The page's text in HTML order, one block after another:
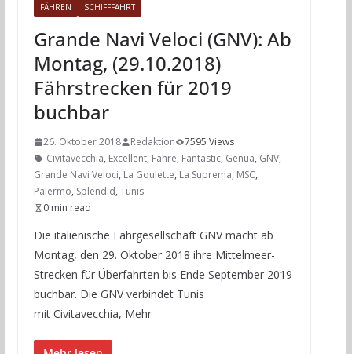
FÄHREN SCHIFFFAHRT
Grande Navi Veloci (GNV): Ab
Montag, (29.10.2018)
Fährstrecken für 2019
buchbar
26. Oktober 2018 Redaktion
7595 Views
Civitavecchia, Excellent, Fähre, Fantastic, Genua, GNV,
Grande Navi Veloci, La Goulette, La Suprema, MSC,
Palermo, Splendid, Tunis
0 min read
Die italienische Fährgesellschaft GNV macht ab
Montag, den 29. Oktober 2018 ihre Mittelmeer-
Strecken für Überfahrten bis Ende September 2019
buchbar. Die GNV verbindet Tunis
mit Civitavecchia, Mehr